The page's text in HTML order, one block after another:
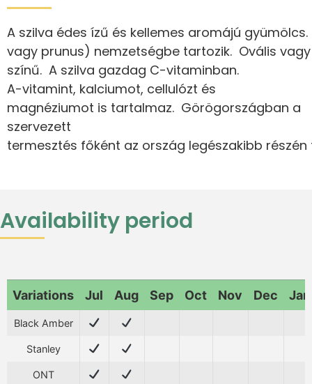
A szilva édes ízű és kellemes aromájú
vagy prunus) nemzetségbe tartozik. Ovális
színű. A szilva gazdag C-vitaminban.
A-vitamint, kalciumot, cellulózt és
magnéziumot is tartalmaz. Görögországban a
szervezett
termesztés főként az ország legészakibb
Availability period
Variations Jul Aug Sep Oct Nov Dec Jan
Black Amber
Stanley
ONT